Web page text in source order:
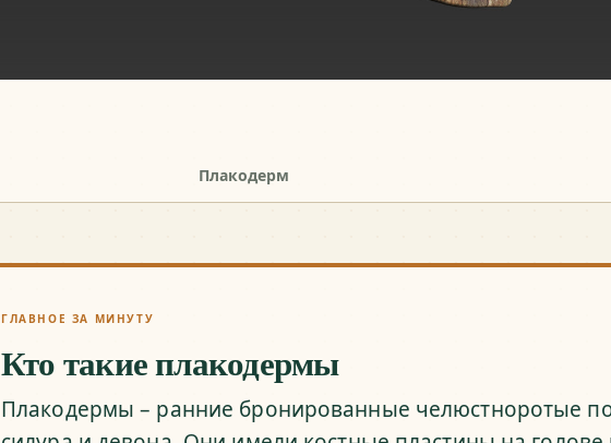
Плакодерм
ГЛАВНОЕ ЗА МИНУТУ
Кто такие плакодермы
Плакодермы – ранние бронированные челюстноротые